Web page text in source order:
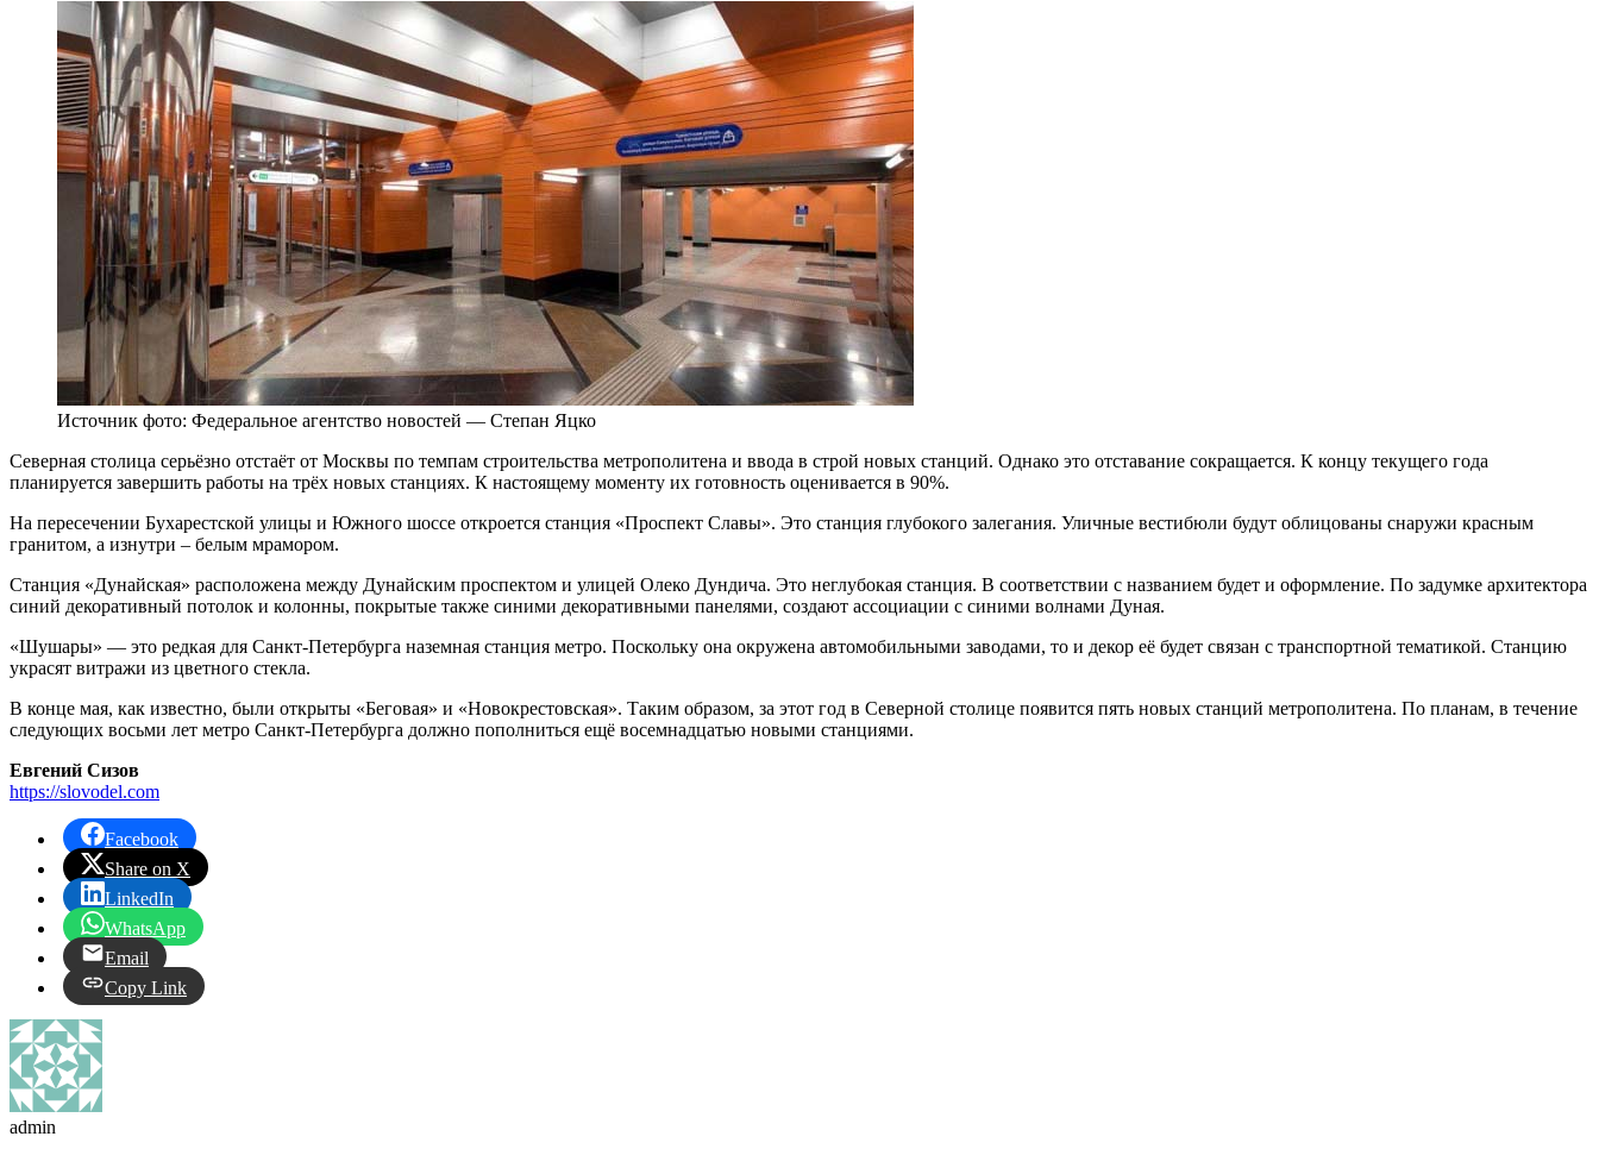
Источник фото: Федеральное агентство новостей — Степан Яцко
Северная столица серьёзно отстаёт от Москвы по темпам строительства метрополитена и ввода в строй новых станций. Однако это отставание сокращается. К концу текущего года
планируется завершить работы на трёх новых станциях. К настоящему моменту их готовность оценивается в 90%.
На пересечении Бухарестской улицы и Южного шоссе откроется станция «Проспект Славы». Это станция глубокого залегания. Уличные вестибюли будут облицованы снаружи красным
гранитом, а изнутри – белым мрамором.
Станция «Дунайская» расположена между Дунайским проспектом и улицей Олеко Дундича. Это неглубокая станция. В соответствии с названием будет и оформление. По задумке архитектора
синий декоративный потолок и колонны, покрытые также синими декоративными панелями, создают ассоциации с синими волнами Дуная.
«Шушары» — это редкая для Санкт-Петербурга наземная станция метро. Поскольку она окружена автомобильными заводами, то и декор её будет связан с транспортной тематикой. Станцию
украсят витражи из цветного стекла.
В конце мая, как известно, были открыты «Беговая» и «Новокрестовская». Таким образом, за этот год в Северной столице появится пять новых станций метрополитена. По планам, в течение
следующих восьми лет метро Санкт-Петербурга должно пополниться ещё восемнадцатью новыми станциями.
Евгений Сизов
https://slovodel.com
Facebook
Share on X
LinkedIn
WhatsApp
Email
Copy Link
admin